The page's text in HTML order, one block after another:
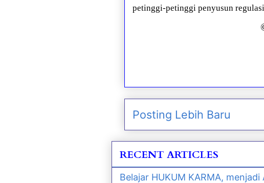
petinggi-petinggi penyusun
Posting Lebih Baru
RECENT ARTICLES
Belajar HUKUM KARMA, menjadi